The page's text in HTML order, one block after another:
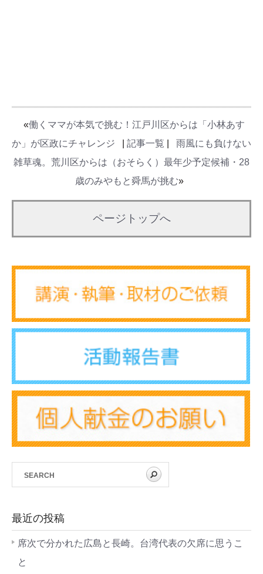
«働くママが本気で挑む！江戸川区からは「小林あす
か」が区政にチャレンジ
記事一覧
雨風にも負けない
雑草魂。荒川区からは（おそらく）最年少予定候補・28
歳のみやもと舜馬が挑む»
ページトップへ
最近の投稿
席次で分かれた広島と長崎。台湾代表の欠席に思うこ
と